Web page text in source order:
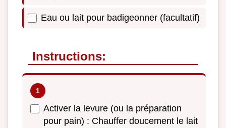
Eau ou lait pour badigeonner (facultatif)
Instructions:
Activer la levure (ou la préparation
pour pain) : Chauffer doucement le lait